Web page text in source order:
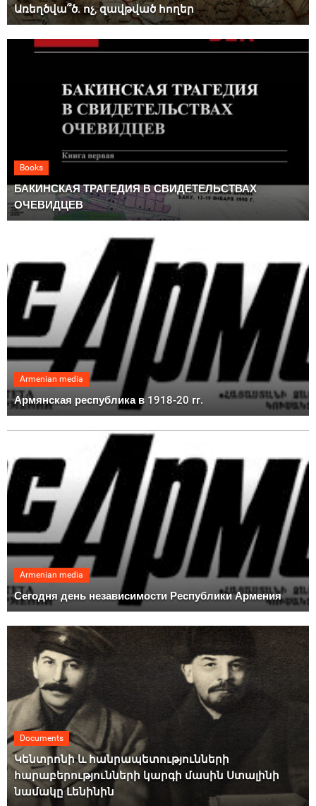
Առեղծվա՞ծ. ոչ, զավթված հողեր
Books
БАКИНСКАЯ ТРАГЕДИЯ В СВИДЕТЕЛЬСТВАХ
ОЧЕВИДЦЕВ
Armenian media
Армянская республика в 1918-20 гг.
Armenian media
Сегодня день независимости Республики Армения
Documents
Կենտրոնի և հանրապետությունների
հարաբերությունների կարգի մասին Ստալինի
նամակը Լենինին